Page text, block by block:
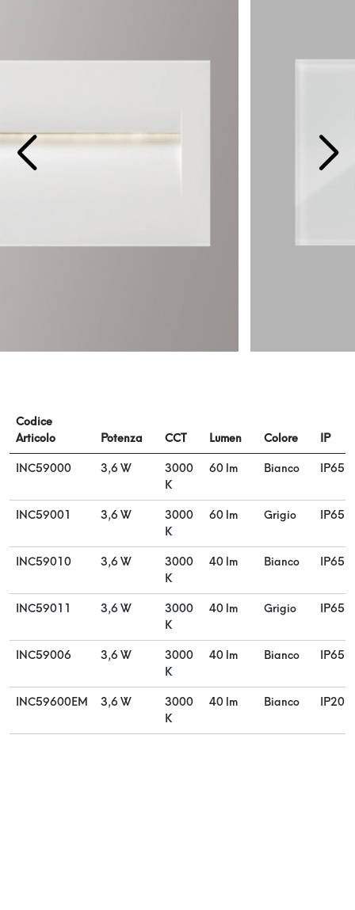
Codice
Articolo
Potenza CCT Lumen Colore IP
INC59000 3,6 W
3000
K
60 lm Bianco IP65
INC59001 3,6 W
3000
K
60 lm Grigio IP65
INC59010 3,6 W
3000
K
40 lm Bianco IP65
INC59011 3,6 W
3000
K
40 lm Grigio IP65
INC59006 3,6 W
3000
K
40 lm Bianco IP65
INC59600EM 3,6 W
3000
K
40 lm Bianco IP20